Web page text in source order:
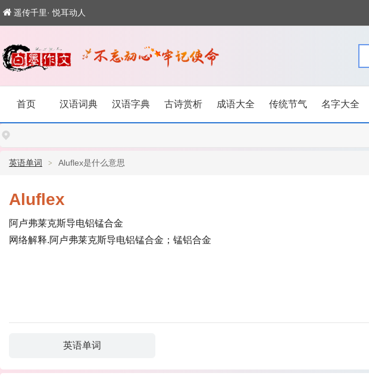
遥传千里· 悦耳动人
首页 汉语词典 汉语字典 古诗赏析 成语大全 传统节气 名字大全
英语单词 Aluflex是什么意思
Aluflex
阿卢弗莱克斯导电铝锰合金
网络解释.阿卢弗莱克斯导电铝锰合金；锰铝合金
英语单词